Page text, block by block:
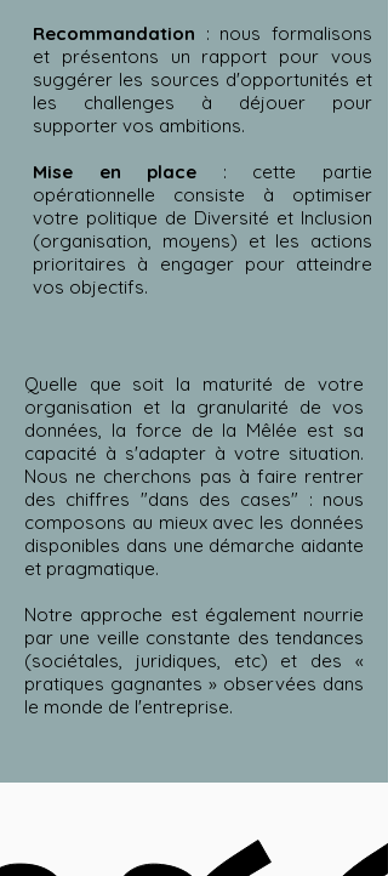
Recommandation : nous formalisons
et présentons un rapport pour vous
suggérer les sources d'opportunités et
les challenges à déjouer pour
supporter vos ambitions.
Mise en place : cette partie
opérationnelle consiste à optimiser
votre politique de Diversité et Inclusion
(organisation, moyens) et les actions
prioritaires à engager pour atteindre
vos objectifs.
​Quelle que soit la maturité de votre
organisation et la granularité de vos
données, la force de la Mêlée est sa
capacité à s'adapter à votre situation.
Nous ne cherchons pas à faire rentrer
des chiffres "dans des cases" : nous
composons au mieux avec les données
disponibles dans une démarche aidante
et pragmatique.
Notre approche est également nourrie
par une veille constante des tendances
(sociétales, juridiques, etc) et des «
pratiques gagnantes » observées dans
le monde de l'entreprise.